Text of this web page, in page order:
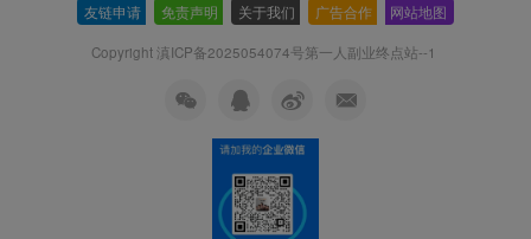
友链申请 免责声明 关于我们 广告合作 网站地图
Copyright 滇ICP备2025054074号第一人副业终点站--1